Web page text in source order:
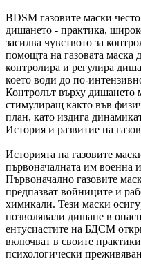
BDSM газовите маски
дишането - практика,
засилва чувството за
помощта на газовата
контролира и регулира
което води до по-
Контролът върху дишането
стимулиращ както във
план, като издига
История и развитие на
Историята на газовите
първоначалната им военна
Първоначално газовите
предпазват войниците и
химикали. Тези маски
позволявали дишане в
ентусиастите на БДСМ
включват в своите
психологически